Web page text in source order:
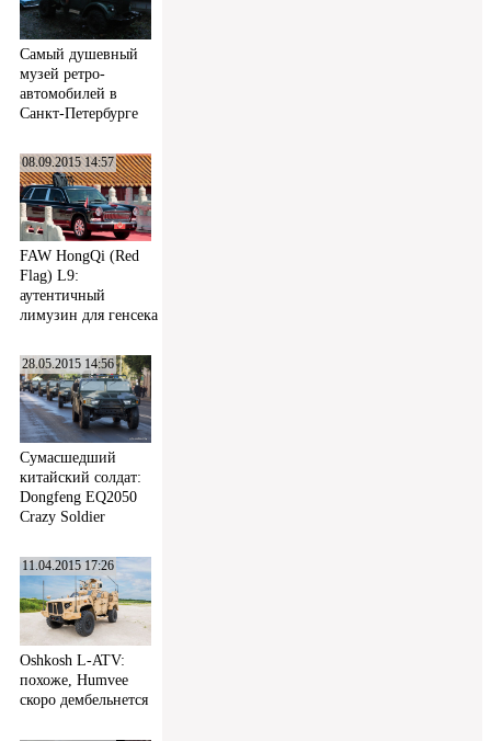
Самый душевный
музей ретро-
автомобилей в
Санкт-Петербурге
08.09.2015 14:57
FAW HongQi (Red
Flag) L9:
аутентичный
лимузин для генсека
28.05.2015 14:56
Сумасшедший
китайский солдат:
Dongfeng EQ2050
Crazy Soldier
11.04.2015 17:26
Oshkosh L-ATV:
похоже, Humvee
скоро дембельнется